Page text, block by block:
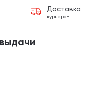
Доставка
курьером